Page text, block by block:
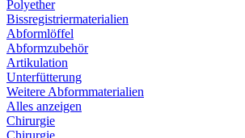
Polyether
Bissregistriermaterialien
Abformlöffel
Abformzubehör
Artikulation
Unterfütterung
Weitere Abformmaterialien
Alles anzeigen
Chirurgie
Chirurgie